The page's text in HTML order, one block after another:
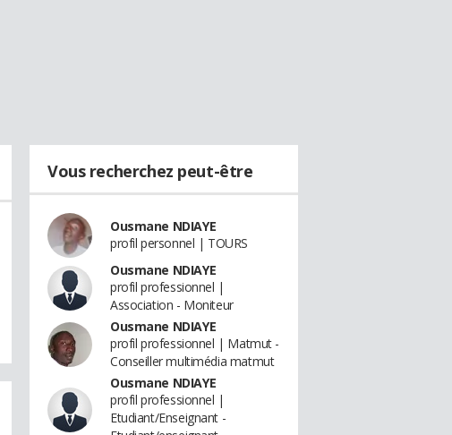
Vous recherchez peut-être
Ousmane NDIAYE
profil personnel | TOURS
Ousmane NDIAYE
profil professionnel |
Association - Moniteur
Ousmane NDIAYE
profil professionnel | Matmut -
Conseiller multimédia matmut
Ousmane NDIAYE
profil professionnel |
Etudiant/Enseignant -